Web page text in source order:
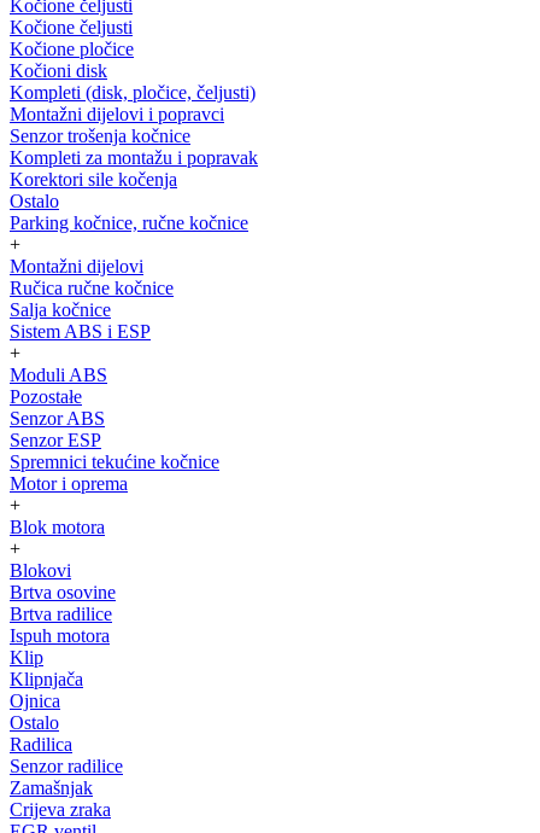
Kočione čeljusti
Kočione čeljusti
Kočione pločice
Kočioni disk
Kompleti (disk, pločice, čeljusti)
Montažni dijelovi i popravci
Senzor trošenja kočnice
Kompleti za montažu i popravak
Korektori sile kočenja
Ostalo
Parking kočnice, ručne kočnice
+
Montažni dijelovi
Ručica ručne kočnice
Salja kočnice
Sistem ABS i ESP
+
Moduli ABS
Pozostałe
Senzor ABS
Senzor ESP
Spremnici tekućine kočnice
Motor i oprema
+
Blok motora
+
Blokovi
Brtva osovine
Brtva radilice
Ispuh motora
Klip
Klipnjača
Ojnica
Ostalo
Radilica
Senzor radilice
Zamašnjak
Crijeva zraka